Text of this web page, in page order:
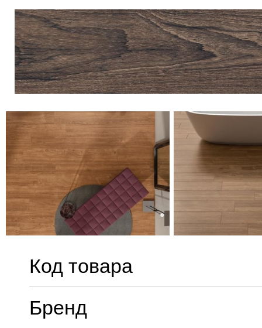
Код товара
Бренд